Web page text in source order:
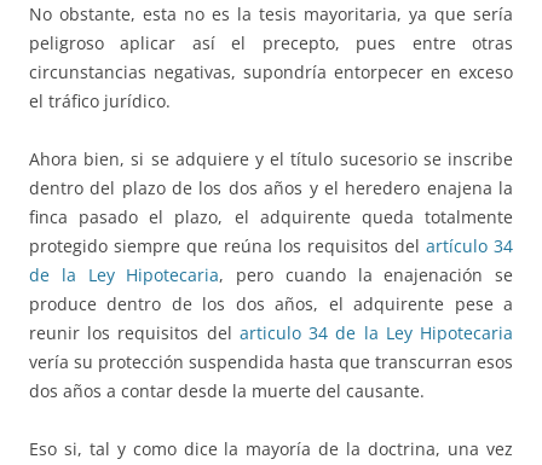
No obstante, esta no es la tesis mayoritaria, ya que sería
peligroso aplicar así el precepto, pues entre otras
circunstancias negativas, supondría entorpecer en exceso
el tráfico jurídico.
Ahora bien, si se adquiere y el título sucesorio se inscribe
dentro del plazo de los dos años y el heredero enajena la
finca pasado el plazo, el adquirente queda totalmente
protegido siempre que reúna los requisitos del artículo 34
de la Ley Hipotecaria, pero cuando la enajenación se
produce dentro de los dos años, el adquirente pese a
reunir los requisitos del articulo 34 de la Ley Hipotecaria
vería su protección suspendida hasta que transcurran esos
dos años a contar desde la muerte del causante.
Eso si, tal y como dice la mayoría de la doctrina, una vez